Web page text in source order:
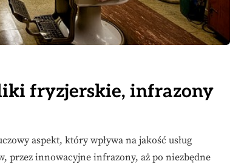
fryzjerskie, infrazony
aspekt, który wpływa na jakość usług
innowacyjne infrazony, aż po niezbędne